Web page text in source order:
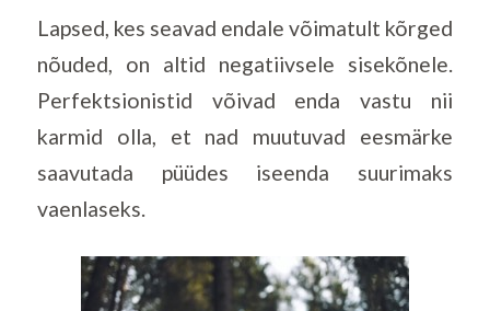
Lapsed, kes seavad endale võimatult kõrged
nõuded, on altid negatiivsele sisekõnele.
Perfektsionistid võivad enda vastu nii
karmid olla, et nad muutuvad eesmärke
saavutada püüdes iseenda suurimaks
vaenlaseks.